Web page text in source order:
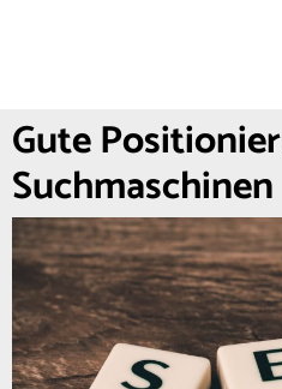
Gute
Suchmaschinen